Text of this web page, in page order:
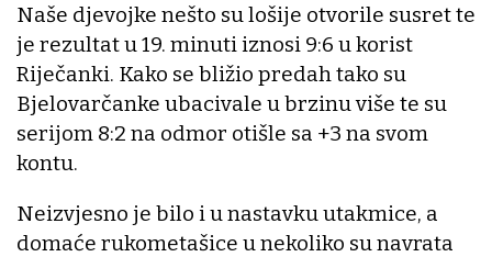
Naše djevojke nešto su lošije otvorile susret te
je rezultat u 19. minuti iznosi 9:6 u korist
Riječanki. Kako se bližio predah tako su
Bjelovarčanke ubacivale u brzinu više te su
serijom 8:2 na odmor otišle sa +3 na svom
kontu.
Neizvjesno je bilo i u nastavku utakmice, a
domaće rukometašice u nekoliko su navrata